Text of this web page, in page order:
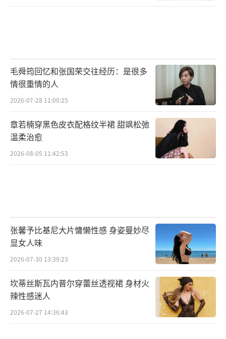
毛舜筠回忆和张国荣交往经历：是很多
情很重情的人
2026-07-28 11:00:25
章若楠穿黑色皮衣配格纹半裙 甜飒松弛
温柔治愈
2026-08-05 11:42:53
张馨予比基尼大片慵懒性感 身姿曼妙尽
显女人味
2026-07-30 13:39:23
坎蒂丝斯瓦内普尔穿蕾丝透视裙 身材火
辣性感迷人
2026-07-27 14:36:43